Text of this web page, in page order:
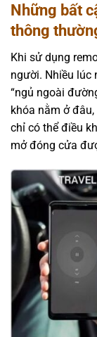
Những bất
thông
Khi sử dụng
người. Nhiều lúc
“ngủ ngoài
khóa nằm ở
chỉ có thể điều
mở đóng cửa